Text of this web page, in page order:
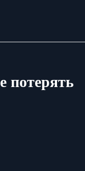
потерять